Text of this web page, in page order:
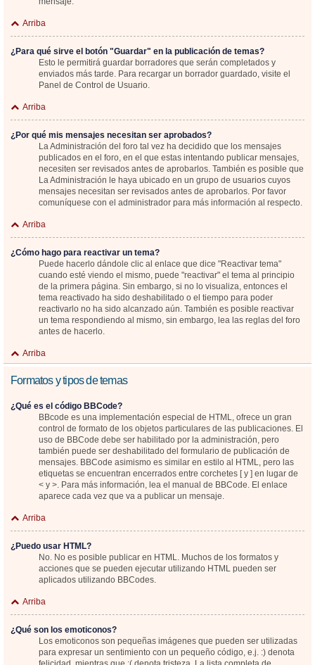
Arriba
¿Para qué sirve el botón "Guardar" en la publicación de temas?
Esto le permitirá guardar borradores que serán completados y
enviados más tarde. Para recargar un borrador guardado, visite el
Panel de Control de Usuario.
Arriba
¿Por qué mis mensajes necesitan ser aprobados?
La Administración del foro tal vez ha decidido que los mensajes
publicados en el foro, en el que estas intentando publicar mensajes,
necesiten ser revisados antes de aprobarlos. También es posible que
La Administración le haya ubicado en un grupo de usuarios cuyos
mensajes necesitan ser revisados antes de aprobarlos. Por favor
comuníquese con el administrador para más información al respecto.
Arriba
¿Cómo hago para reactivar un tema?
Puede hacerlo dándole clic al enlace que dice "Reactivar tema"
cuando esté viendo el mismo, puede "reactivar" el tema al principio
de la primera página. Sin embargo, si no lo visualiza, entonces el
tema reactivado ha sido deshabilitado o el tiempo para poder
reactivarlo no ha sido alcanzado aún. También es posible reactivar
un tema respondiendo al mismo, sin embargo, lea las reglas del foro
antes de hacerlo.
Arriba
Formatos y tipos de temas
¿Qué es el código BBCode?
BBcode es una implementación especial de HTML, ofrece un gran
control de formato de los objetos particulares de las publicaciones. El
uso de BBCode debe ser habilitado por la administración, pero
también puede ser deshabilitado del formulario de publicación de
mensajes. BBCode asimismo es similar en estilo al HTML, pero las
etiquetas se encuentran encerrados entre corchetes [ y ] en lugar de
< y >. Para más información, lea el manual de BBCode. El enlace
aparece cada vez que va a publicar un mensaje.
Arriba
¿Puedo usar HTML?
No. No es posible publicar en HTML. Muchos de los formatos y
acciones que se pueden ejecutar utilizando HTML pueden ser
aplicados utilizando BBCodes.
Arriba
¿Qué son los emoticonos?
Los emoticonos son pequeñas imágenes que pueden ser utilizadas
para expresar un sentimiento con un pequeño código, e.j. :) denota